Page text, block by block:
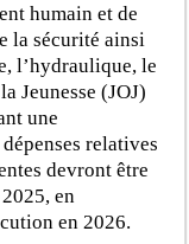
humain et de
la sécurité ainsi
l’hydraulique, le
Jeunesse (JOJ)
une
relatives
devront être
en
en 2026.